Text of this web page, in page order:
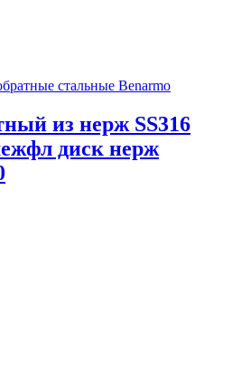
стальные Benarmo
из нерж SS316
диск нерж